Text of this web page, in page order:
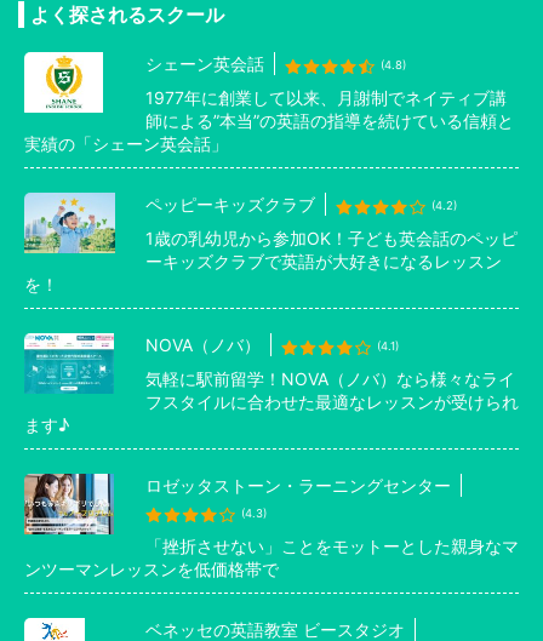
よく探されるスクール
シェーン英会話 (4.8)
1977年に創業して以来、月謝制でネイティブ講
師による”本当”の英語の指導を続けている信頼と
実績の「シェーン英会話」
ペッピーキッズクラブ (4.2)
1歳の乳幼児から参加OK！子ども英会話のペッピ
ーキッズクラブで英語が大好きになるレッスン
を！
NOVA（ノバ） (4.1)
気軽に駅前留学！NOVA（ノバ）なら様々なライ
フスタイルに合わせた最適なレッスンが受けられ
ます♪
ロゼッタストーン・ラーニングセンター
(4.3)
「挫折させない」ことをモットーとした親身なマ
ンツーマンレッスンを低価格帯で
ベネッセの英語教室 ビースタジオ